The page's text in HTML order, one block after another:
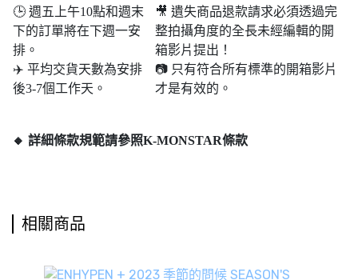
🕒 週五上午10點和週末​​
下的訂單將在下週一安
排。
✈️ 平均交貨天數為安排
後3-7個工作天。
🎥 遺失商品退款請求必須透過完
整拍攝角度的全長未經編輯的開
箱影片提出！
📷 只有符合所有標準的開箱影片
才是有效的。
🔸 詳細條款規範請參照K-MONSTAR條款
相關商品